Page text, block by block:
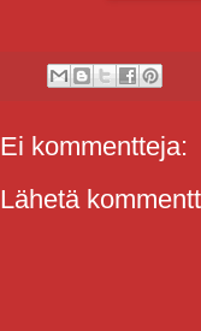
Ei kommentteja:
Lähetä